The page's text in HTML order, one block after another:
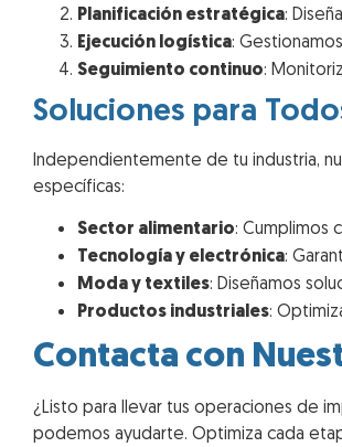
Planificación estratégica:
Ejecución logística:
Seguimiento continuo:
Soluciones para
Independientemente de tu industria,
específicas:
Sector alimentario: Cumplimos
Tecnología y electrónica:
Moda y textiles: Diseñamos
Productos industriales:
Contacta con
¿Listo para llevar tus operaciones de
podemos ayudarte. Optimiza cada